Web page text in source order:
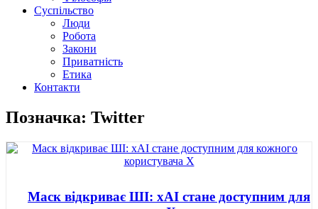
Суспільство
Люди
Робота
Закони
Приватність
Етика
Контакти
Позначка: Twitter
Маск відкриває ШІ: xAI стане доступним для